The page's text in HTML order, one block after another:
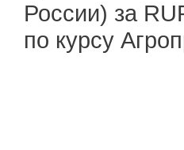
России) за
по курсу